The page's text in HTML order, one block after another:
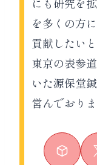
を多くの方
貢献したい
東京の表参
いた源保堂
営んでおりま